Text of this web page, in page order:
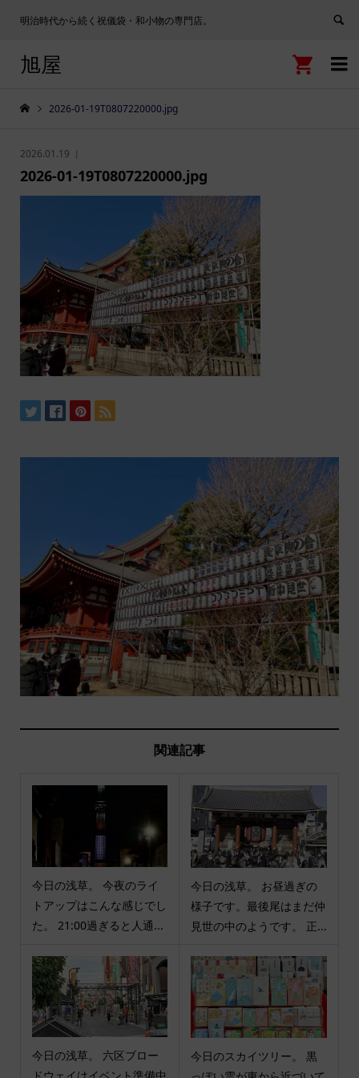
明治時代から続く祝儀袋・和小物の専門店。

旭屋 
2026-01-19T0807220000.jpg
2026.01.19
2026-01-19T0807220000.jpg
関連記事
今日の浅草。 今夜のライ
トアップはこんな感じでし
た。 21:00過ぎると人通...
今日の浅草。 お昼過ぎの
様子です。最後尾はまだ仲
見世の中のようです。 正...
今日の浅草。 六区ブロー
今日のスカイツリー。 黒